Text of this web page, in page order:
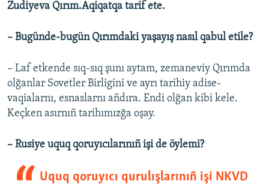
Zudiyeva Qırım.Aqiqatqa tarif ete.
– Bugünde-bugün Qırımdaki yaşayış nasıl qabul etile?
– Laf etkende sıq-sıq şunı aytam, zemaneviy Qırımda
olğanlar Sovetler Birligini ve ayrı tarihiy adise-
vaqialarnı, esnaslarnı añdıra. Endi olğan kibi kele.
Keçken asırnıñ tarihımızğa oşay.
– Rusiye uquq qoruyıcılarınıñ işi de öylemi?
Uquq qoruyıcı qurulışlarınıñ işi NKVD